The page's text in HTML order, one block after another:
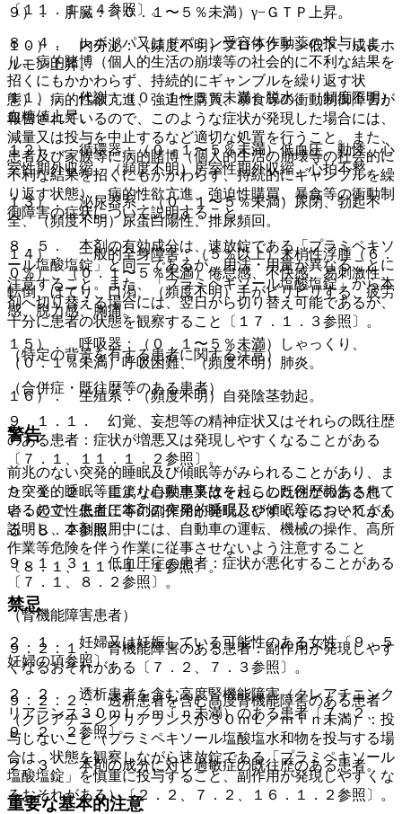
〔１１．１．４参照〕。
８．４． レボドパ又はドパミン受容体作動薬の投与によ
り、病的賭博（個人的生活の崩壊等の社会的に不利な結果を
招くにもかかわらず、持続的にギャンブルを繰り返す状
態）、病的性欲亢進、強迫性購買、暴食等の衝動制御障害が
報告されているので、このような症状が発現した場合には、
減量又は投与を中止するなど適切な処置を行うこと。また、
患者及び家族等に病的賭博（個人的生活の崩壊等の社会的に
不利な結果を招くにもかかわらず、持続的にギャンブルを繰
り返す状態）、病的性欲亢進、強迫性購買、暴食等の衝動制
御障害の症状について説明すること。
８．５． 本剤の有効成分は、速放錠である「プラミペキソ
ール塩酸塩錠」と同一であるが、用法・用量が異なることに
注意すること。また、「プラミペキソール塩酸塩錠」から本
剤へ切り替える場合には、翌日から切り替え可能であるが、
十分に患者の状態を観察すること〔１７．１．３参照〕。
（特定の背景を有する患者に関する注意）
（合併症・既往歴等のある患者）
９．１．１． 幻覚、妄想等の精神症状又はそれらの既往歴
のある患者：症状が増悪又は発現しやすくなることがある
〔７．１、１１．１．２参照〕。
９．１．２． 重篤な心疾患又はそれらの既往歴のある患
者：起立性低血圧等の副作用が発現しやすくなるおそれがあ
る〔８．２参照〕。
９．１．３． 低血圧症の患者：症状が悪化することがある
〔７．１、８．２参照〕。
（腎機能障害患者）
９．２．１． 腎機能障害のある患者：副作用が発現しやす
くなるおそれがある〔７．２、７．３参照〕。
９．２．２． 透析患者を含む高度腎機能障害のある患者
（クレアチニンクリアランスが３０ｍＬ／ｍｉｎ未満）：投
与しないこと（プラミペキソール塩酸塩水和物を投与する場
合は、状態を観察しながら速放錠である「プラミペキソール
塩酸塩錠」を慎重に投与すること、副作用が発現しやすくな
るおそれがある）〔２．２、７．２、１６．１．２参照〕。
９）． 肝臓：（０．１〜５％未満）γ−ＧＴＰ上昇。
１０）． 内分泌：（頻度不明）プロラクチン低下、成長ホ
ルモン上昇。
１１）． 代謝：（０．１〜５％未満）脱水、（頻度不明）
血糖値上昇。
１２）． 循環器：（０．１〜５％未満）低血圧、動悸、心
室性期外収縮、（頻度不明）房室性期外収縮、心拍不整。
１３）． 泌尿器系：（０．１〜５％未満）尿閉、勃起不
全、（頻度不明）尿蛋白陽性、排尿頻回。
１４）． 一般的全身障害：（５％以上）末梢性浮腫（６．
０％）、（０．１〜５％未満）倦怠感、不快感、易刺激性、
転倒、ほてり、口渇、（頻度不明）手がピリピリする、疲労
感、脱力感、胸痛。
１５）． 呼吸器：（０．１〜５％未満）しゃっくり、
（０．１％未満）呼吸困難、（頻度不明）肺炎。
１６）． 生殖系：（頻度不明）自発陰茎勃起。
警告
前兆のない突発的睡眠及び傾眠等がみられることがあり、ま
た突発的睡眠等により自動車事故を起こした例が報告されて
いるので、患者に本剤の突発的睡眠及び傾眠等についてよく
説明し、本剤服用中には、自動車の運転、機械の操作、高所
作業等危険を伴う作業に従事させないよう注意すること
〔８．１、１１．１．１参照〕。
禁忌
２．１． 妊婦又は妊娠している可能性のある女性〔９．５
妊婦の項参照〕。
２．２． 透析患者を含む高度腎機能障害（クレアチニンク
リアランス３０ｍＬ／ｍｉｎ未満）のある患者〔７．２、
９．２．２参照〕。
２．３． 本剤の成分に対し過敏症の既往歴のある患者。
重要な基本的注意